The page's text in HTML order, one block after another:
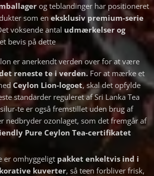
og teblandinger har positioneret
som eneksklusiv premium-serie
voksende antal udmærkelser og
bevis på dette
er anerkendt verden over for at være
reneste te i verden. For at mærke et
Ceylon Lion-logoet, skal det opfylde
standarder reguleret af Sri Lanka Tea
te er også fremstillet uden brug af
nedbryder ozonlaget, som det fremgår af
Pure Ceylon Tea-certifikatet
er omhyggeligt pakket enkeltvis ind i
kuverter, så teen forbliver frisk,